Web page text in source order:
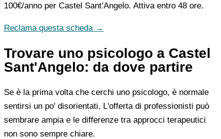
100€/anno per Castel Sant’Angelo. Attiva entro 48 ore.
Reclama questa scheda →
Trovare uno psicologo a Castel
Sant'Angelo: da dove partire
Se è la prima volta che cerchi uno psicologo, è normale
sentirsi un po' disorientati. L'offerta di professionisti può
sembrare ampia e le differenze tra approcci terapeutici
non sono sempre chiare.